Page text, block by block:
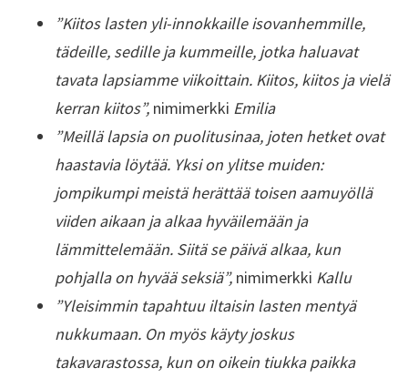
”Kiitos lasten yli-innokkaille isovanhemmille,
tädeille, sedille ja kummeille, jotka haluavat
tavata lapsiamme viikoittain. Kiitos, kiitos ja vielä
kerran kiitos”, nimimerkki Emilia
”Meillä lapsia on puolitusinaa, joten hetket ovat
haastavia löytää. Yksi on ylitse muiden:
jompikumpi meistä herättää toisen aamuyöllä
viiden aikaan ja alkaa hyväilemään ja
lämmittelemään. Siitä se päivä alkaa, kun
pohjalla on hyvää seksiä”, nimimerkki Kallu
”Yleisimmin tapahtuu iltaisin lasten mentyä
nukkumaan. On myös käyty joskus
takavarastossa, kun on oikein tiukka paikka